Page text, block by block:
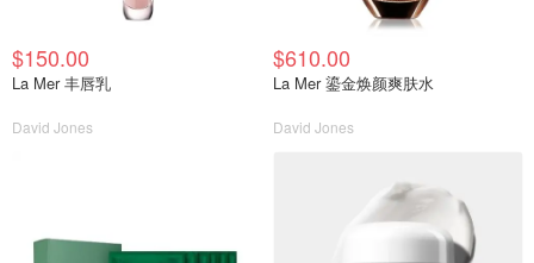
$150.00
La Mer 丰唇乳
David Jones
$610.00
La Mer 鎏金焕颜爽肤水
David Jones